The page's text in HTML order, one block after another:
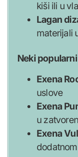
kiši ili u
Lagan
materijali
Neki
Exena
uslove
Exena
u
Exena